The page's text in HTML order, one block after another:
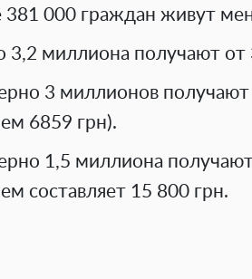
381 000 граждан живут
3,2 миллиона получают от
3 миллионов получают
6859 грн).
1,5 миллиона
составляет 15 800 грн.